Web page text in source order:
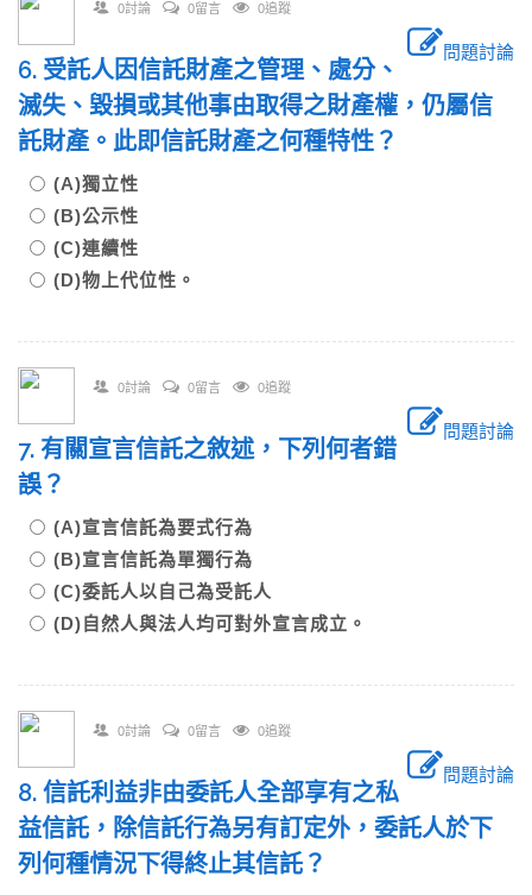
0討論 0留言 0追蹤
問題討論
6. 受託人因信託財產之管理、處分、
滅失、毀損或其他事由取得之財產權，仍屬信
託財產。此即信託財產之何種特性？
(A)獨立性
(B)公示性
(C)連續性
(D)物上代位性。
0討論 0留言 0追蹤
問題討論
7. 有關宣言信託之敘述，下列何者錯
誤？
(A)宣言信託為要式行為
(B)宣言信託為單獨行為
(C)委託人以自己為受託人
(D)自然人與法人均可對外宣言成立。
0討論 0留言 0追蹤
問題討論
8. 信託利益非由委託人全部享有之私
益信託，除信託行為另有訂定外，委託人於下
列何種情況下得終止其信託？